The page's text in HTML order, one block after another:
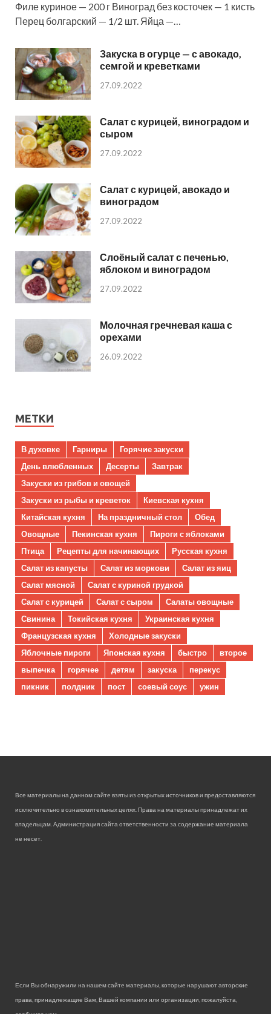
Филе куриное — 200 г Виноград без косточек — 1 кисть
Перец болгарский — 1/2 шт. Яйца —…
Закуска в огурце — с авокадо,
семгой и креветками
27.09.2022
Салат с курицей, виноградом и
сыром
27.09.2022
Салат с курицей, авокадо и
виноградом
27.09.2022
Слоёный салат с печенью,
яблоком и виноградом
27.09.2022
Молочная гречневая каша с
орехами
26.09.2022
МЕТКИ
В духовке Гарниры
Горячие закуски
День влюбленных
Десерты
Завтрак
Закуски из грибов и овощей
Закуски из рыбы и креветок
Киевская кухня
Китайская кухня
На праздничный стол
Обед
Овощные
Пекинская кухня
Пироги с яблоками
Птица
Рецепты для начинающих
Русская кухня
Салат из капусты
Салат из моркови
Салат из яиц
Салат мясной
Салат с куриной грудкой
Салат с курицей
Салат с сыром
Салаты овощные
Свинина
Токийская кухня
Украинская кухня
Французская кухня
Холодные закуски
Яблочные пироги
Японская кухня быстро
второе
выпечка
горячее детям закуска
перекус
пикник
полдник пост соевый соус ужин
Все материалы на данном сайте взяты из открытых источников и предоставляются
исключительно в ознакомительных целях. Права на материалы принадлежат их
владельцам. Администрация сайта ответственности за содержание материала
не несет.
Если Вы обнаружили на нашем сайте материалы, которые нарушают авторские
права, принадлежащие Вам, Вашей компании или организации, пожалуйста,